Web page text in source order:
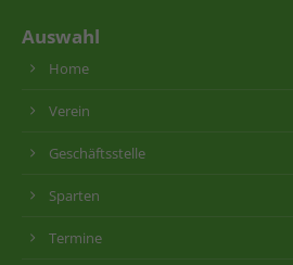
Auswahl
Home
Verein
Geschäftsstelle
Sparten
Termine